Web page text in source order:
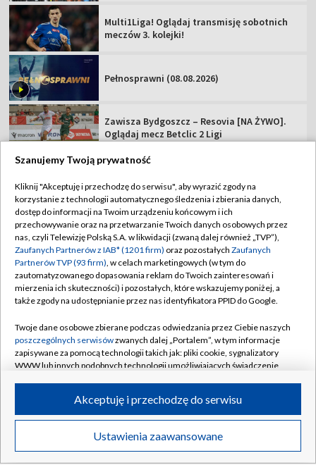
Transmisje Wideo
Multi1Liga! Oglądaj transmisję sobotnich
meczów 3. kolejki!
Pełnosprawni (08.08.2026)
Zawisza Bydgoszcz – Resovia [NA ŻYWO].
Oglądaj mecz Betclic 2 Ligi
ŻYWO]. Oglądaj mecz Betclic 2 Ligi
Miedź Legnica – Pogoń Grodzisk
Mazowiecki. Oglądaj mecz Betclic 1 Ligi!
Abonament TVP
Sklep TVP
Oferta Handlowa
Telegazeta ogłoszenia
Emisja w TVP
Regulamin TVP
Polityka prywatności
Biuro reklamy
Kontakt
Szanujemy Twoją prywatność
Kliknij "Akceptuję i przechodzę do serwisu", aby wyrazić zgody na
korzystanie z technologii automatycznego śledzenia i zbierania danych,
dostęp do informacji na Twoim urządzeniu końcowym i ich
przechowywanie oraz na przetwarzanie Twoich danych osobowych przez
nas, czyli Telewizję Polską S.A. w likwidacji (zwaną dalej również „TVP”),
Zaufanych Partnerów z IAB* (1201 firm) oraz pozostałych Zaufanych
Partnerów TVP (93 firm), w celach marketingowych (w tym do
zautomatyzowanego dopasowania reklam do Twoich zainteresowań i
mierzenia ich skuteczności) i pozostałych, które wskazujemy poniżej, a
także zgody na udostępnianie przez nas identyfikatora PPID do Google.
Twoje dane osobowe zbierane podczas odwiedzania przez Ciebie naszych
poszczególnych serwisówzwanych dalej „Portalem”, w tym informacje
zapisywane za pomocą technologii takich jak: pliki cookie, sygnalizatory
WWW lub innych podobnych technologii umożliwiających świadczenie
ruchu w Internecie.
Twoje dane osobowe zbierane podczas odwiedzania przez Ciebie
poszczególnych serwisówna Portalu, takie jak adresy IP, identyfikatory
Ustawienia zaawansowane
Akceptuję i przechodzę do serwisu